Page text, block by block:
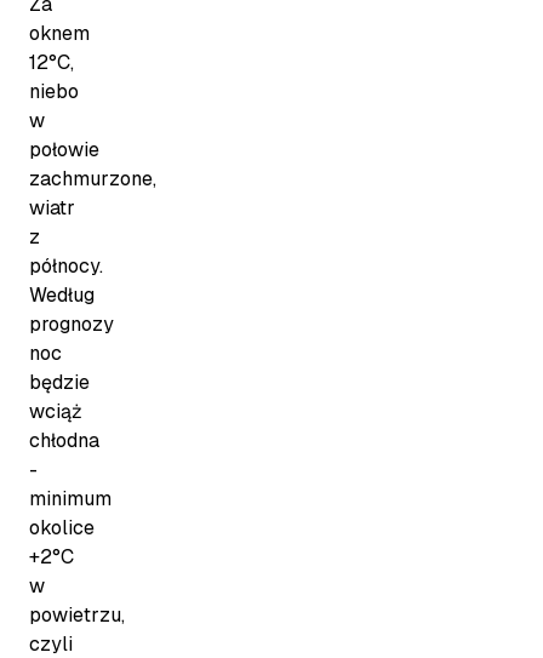
oknem
12°C,
niebo
w
połowie
zachmurzone,
wiatr
z
północy.
Według
prognozy
noc
będzie
wciąż
chłodna
-
minimum
okolice
+2°C
w
powietrzu,
czyli